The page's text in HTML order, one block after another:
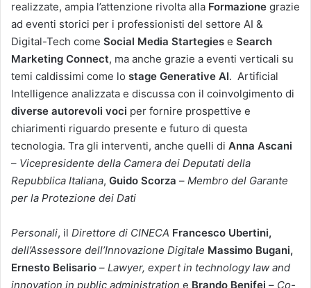
realizzate, ampia l’attenzione rivolta alla Formazione grazie
ad eventi storici per i professionisti del settore AI &
Digital-Tech come Social Media Startegies e Search
Marketing Connect, ma anche grazie a eventi verticali su
temi caldissimi come lo stage Generative AI. Artificial
Intelligence analizzata e discussa con il coinvolgimento di
diverse autorevoli voci per fornire prospettive e
chiarimenti riguardo presente e futuro di questa
tecnologia. Tra gli interventi, anche quelli di Anna Ascani
– Vicepresidente della Camera dei Deputati della
Repubblica Italiana, Guido Scorza – Membro del Garante
per la Protezione dei Dati
Personali, il Direttore di CINECA Francesco Ubertini,
dell’Assessore dell’Innovazione Digitale Massimo Bugani,
Ernesto Belisario – Lawyer, expert in technology law and
innovation in public administration e Brando Benifei – Co-